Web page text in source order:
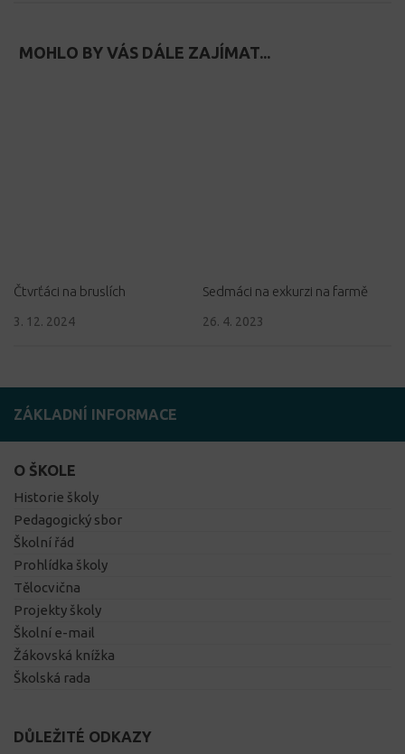
MOHLO BY VÁS DÁLE ZAJÍMAT...
Čtvrťáci na bruslích
3. 12. 2024
Sedmáci na exkurzi na farmě
26. 4. 2023
ZÁKLADNÍ INFORMACE
O ŠKOLE
Historie školy
Pedagogický sbor
Školní řád
Prohlídka školy
Tělocvična
Projekty školy
Školní e-mail
Žákovská knížka
Školská rada
DŮLEŽITÉ ODKAZY